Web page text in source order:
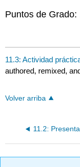
Puntos de Grado:
11.3: Actividad
authored, remixed,
Volver arriba